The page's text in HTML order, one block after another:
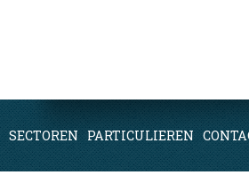
SECTOREN PARTICULIEREN